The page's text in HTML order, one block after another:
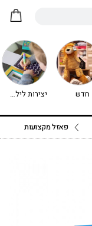
חדש יצירות לילדים - יצירה לילדים
פאזל מקצועות